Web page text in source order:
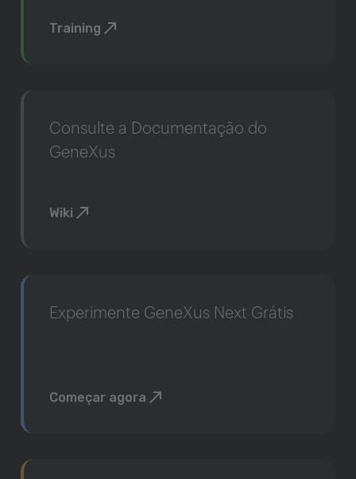
Training
Consulte a Documentação do
GeneXus
Wiki
Experimente GeneXus Next Grátis
Começar agora